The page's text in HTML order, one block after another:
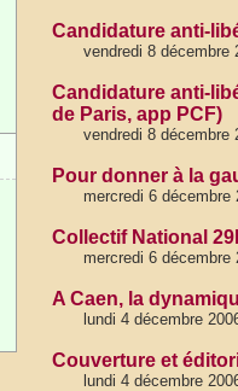
Candidature anti-
vendredi 8 décembre
Candidature anti-
de Paris, app PCF)
vendredi 8 décembre
Pour donner à la
mercredi 6 décembre
Collectif National
mercredi 6 décembre
A Caen, la
lundi 4 décembre
Couverture et
lundi 4 décembre